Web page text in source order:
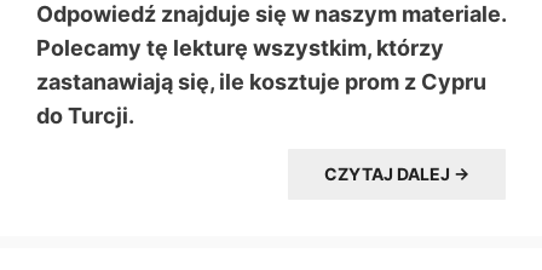
Odpowiedź znajduje się w naszym materiale.
Polecamy tę lekturę wszystkim, którzy
zastanawiają się, ile kosztuje prom z Cypru
do Turcji.
CZYTAJ DALEJ →